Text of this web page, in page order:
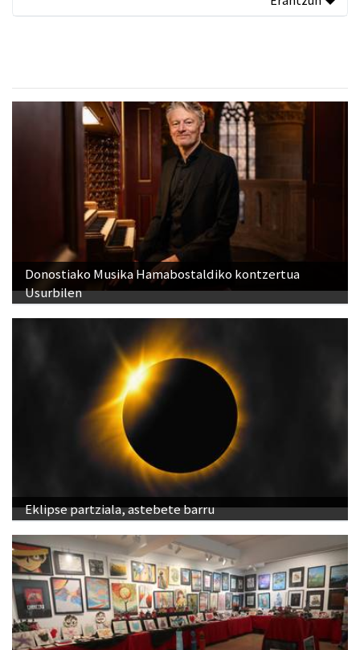
Donostiako Musika Hamabostaldiko kontzertua
Usurbilen
Eklipse partziala, astebete barru